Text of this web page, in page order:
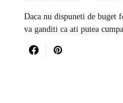
Daca nu dispuneti de buget
va ganditi ca ati putea